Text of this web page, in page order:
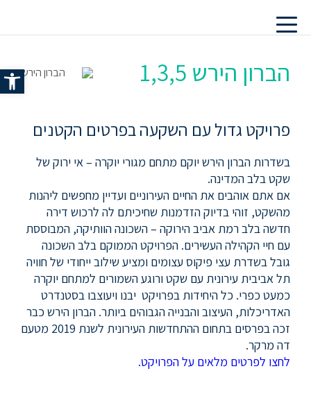
פתח הברון הירש 1,3,5
פרויקט גדול עם השקעה בפרטים הקטנים
בשדרות הברון הירש יוקם מתחם מגורי יוקרה – אי ירוק של
שקט בלב המדינה.
אם אתם אוהבים את החיים העירוניים ועדיין מחפשים ליהנות
מהשקט, זוהי בדיוק הזדמנות שחיכיתם לה לרכוש דירה
חדשה בלב רמת אביב הירוקה – השכונה הוותיקה, המבוססת
עם חיי הקהילה העשירים. הפרויקט הממוקם בלב השכונה
גובל בשדרת עצי פיקוס עצומים ומציע שילוב ייחודי של חוויה
תל אביבית עירונית עם שקט ורוגע השמורים למתחם יוקרה
כמעט כפרי. כל היחידות בפרויקט יבנו ויעוצבו בסטנדרט
האדריכלות, העיצוב והבנייה הגבוהים ביותר. הברון הירש כבר
זכה בפרסים בתחום ההתחדשות העירונית לשנת 2019 מטעם
דה מרקר.
לחצו לפרטים מלאים על הפרויקט.